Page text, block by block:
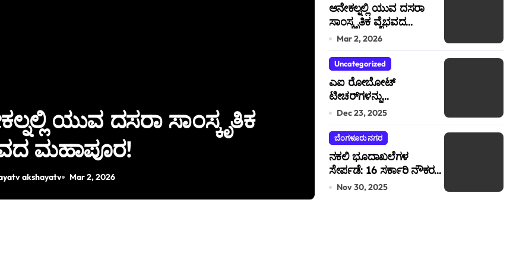
ಯುವ ದಸರಾ ಸಾಂಸ್ಕೃತಿಕ
ಮಹಾಪೂರ!
akshayatv Mar 2, 2026
ಎಐ ರೋಬೋಟ್
ಬಳಸಿಕೊಳ್ಳುತ್ತಿರುವ
ಎರಡನೆಯ ಶಾಲೆ ಶ್ರೀ
preethibangera07@gmail.com
ಆನೇಕಲ್ನಲ್ಲಿ ಯುವ ದಸರಾ
ಸಾಂಸ್ಕೃತಿಕ ವೈಭವದ
ಮಹಾಪೂರ!
Mar 2, 2026
Uncategorized
ಎಐ ರೋಬೋಟ್
ಟೀಚರ್‌ಗಳನ್ನು
ಬಳಸಿಕೊಳ್ಳುತ್ತಿರುವ
ಕರ್ನಾಟಕದಲ್ಲಿಯೇ ಎರಡನೆಯ
ಶಾಲೆ ಶ್ರೀ ಶಾರದ ಇಂಟರ್
ನ್ಯಾಷನಲ್ ಸ್ಕೂಲ್
Dec 23, 2025
ಬೆಂಗಳೂರು ನಗರ
ನಕಲಿ ಭೂದಾಖಲೆಗಳ
ಸೇರ್ಪಡೆ: 16 ಸರ್ಕಾರಿ ನೌಕರರ
ಮೇಲೆ ಎಫ್ ಐ ಆರ್
Nov 30, 2025